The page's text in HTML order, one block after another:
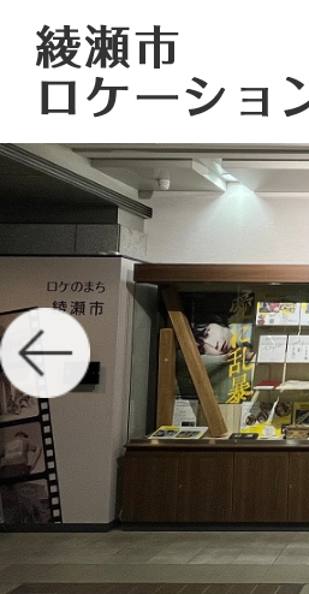
2
目
の
ス
ラ
イ
ド